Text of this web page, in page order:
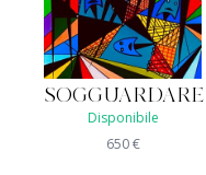
SOGGUARDARE
Disponibile
650€